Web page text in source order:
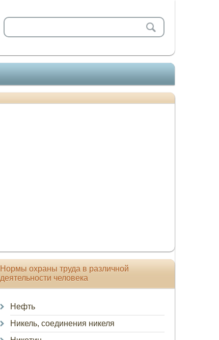
Нормы охраны труда в различной
деятельности человека
Нефть
Никель, соединения никеля